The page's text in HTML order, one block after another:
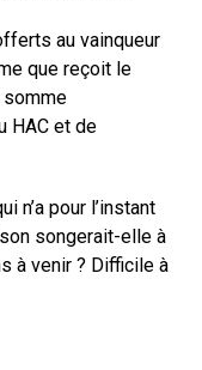
au vainqueur
que reçoit le
somme
HAC et de
n’a pour l’instant
songerait-elle à
à venir ? Difficile à